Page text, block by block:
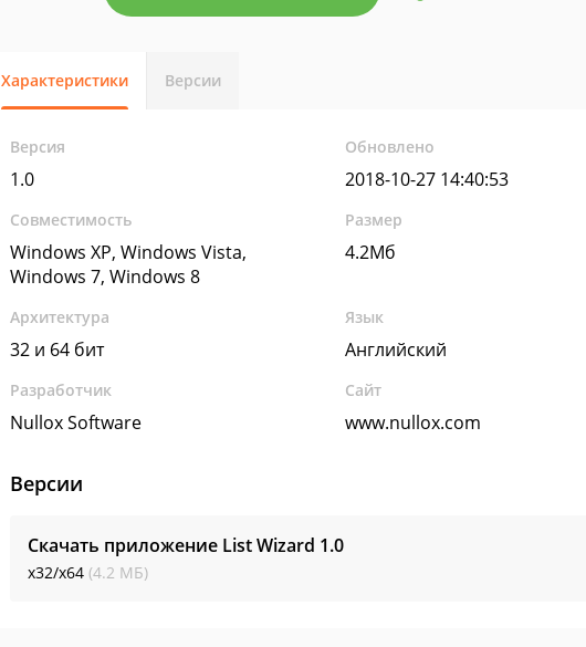
Характеристики Версии
Версия
1.0
Обновлено
2018-10-27 14:40:53
Совместимость
Windows XP, Windows Vista,
Windows 7, Windows 8
Размер
4.2Мб
Архитектура
32 и 64 бит
Язык
Английский
Разработчик
Nullox Software
Сайт
www.nullox.com
Версии
Скачать приложение List Wizard 1.0
x32/x64 (4.2 МБ)